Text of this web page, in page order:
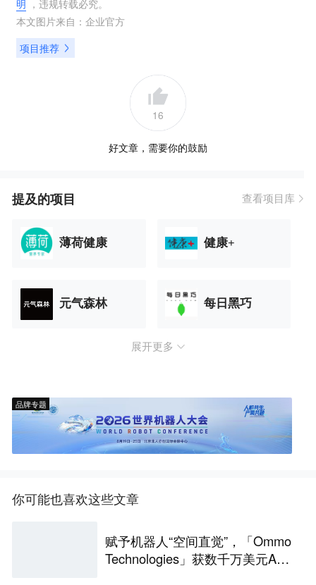
明 ，违规转载必究。
本文图片来自： 企业官方
项目推荐
16
好文章，需要你的鼓励
提及的项目 查看项目库
薄荷健康 健康+
元气森林 每日黑巧
展开更多
品牌专题
你可能也喜欢这些文章
赋予机器人“空间直觉”，「Ommo
Technologies」获数千万美元A轮